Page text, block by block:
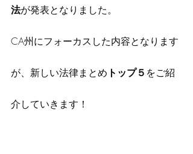
法が発表となりました。
CA州にフォーカスした内容となります
が、新しい法律まとめ トップ５ をご紹
介していきます！